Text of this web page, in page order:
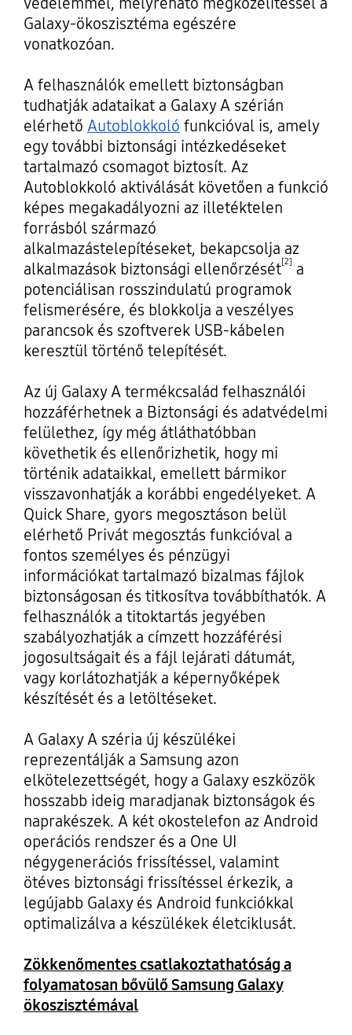
Galaxy-ökoszisztéma egészére
vonatkozóan.
A felhasználók emellett biztonságban
tudhatják adataikat a Galaxy A szérián
elérhető Autoblokkoló funkcióval is, amely
egy további biztonsági intézkedéseket
tartalmazó csomagot biztosít. Az
Autoblokkoló aktiválását követően a funkció
képes megakadályozni az illetéktelen
forrásból származó
alkalmazástelepítéseket, bekapcsolja az
alkalmazások biztonsági ellenőrzését[2] a
potenciálisan rosszindulatú programok
felismerésére, és blokkolja a veszélyes
parancsok és szoftverek USB-kábelen
keresztül történő telepítését.
Az új Galaxy A termékcsalád felhasználói
hozzáférhetnek a Biztonsági és adatvédelmi
felülethez, így még átláthatóbban
követhetik és ellenőrizhetik, hogy mi
történik adataikkal, emellett bármikor
visszavonhatják a korábbi engedélyeket. A
Quick Share, gyors megosztáson belül
elérhető Privát megosztás funkcióval a
fontos személyes és pénzügyi
információkat tartalmazó bizalmas fájlok
biztonságosan és titkosítva továbbíthatók. A
felhasználók a titoktartás jegyében
szabályozhatják a címzett hozzáférési
jogosultságait és a fájl lejárati dátumát,
vagy korlátozhatják a képernyőképek
készítését és a letöltéseket.
A Galaxy A széria új készülékei
reprezentálják a Samsung azon
elkötelezettségét, hogy a Galaxy eszközök
hosszabb ideig maradjanak biztonságok és
naprakészek. A két okostelefon az Android
operációs rendszer és a One UI
négygenerációs frissítéssel, valamint
ötéves biztonsági frissítéssel érkezik, a
legújabb Galaxy és Android funkciókkal
optimalizálva a készülékek életciklusát.
Zökkenőmentes csatlakoztathatóság a
folyamatosan bővülő Samsung Galaxy
ökoszisztémával